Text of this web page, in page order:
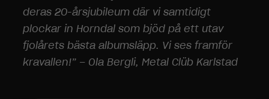
deras 20-årsjubileum där vi samtidigt
plockar in Horndal som bjöd på ett utav
fjolårets bästa albumsläpp. Vi ses framför
kravallen!” – Ola Bergli, Metal Clüb Karlstad